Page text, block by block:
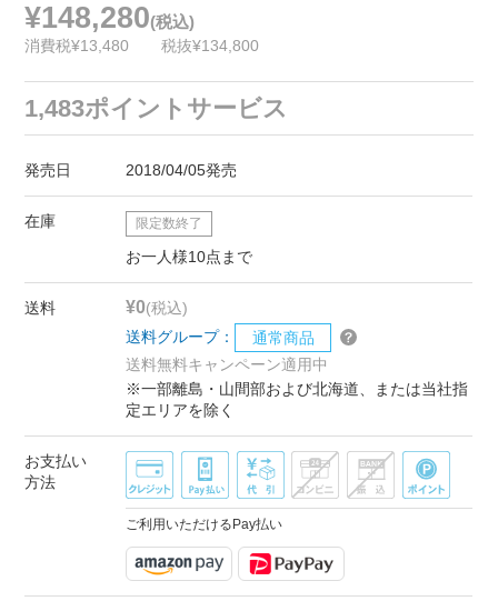
¥148,280(税込)
消費税¥13,480 税抜¥134,800
1,483ポイントサービス
発売日 2018/04/05発売
在庫 限定数終了
お一人様10点まで
送料 ¥0(税込)
送料グループ：
通常商品
送料無料キャンペーン適用中
※一部離島・山間部および北海道、または当社指
定エリアを除く
お支払い
方法
ご利用いただけるPay払い